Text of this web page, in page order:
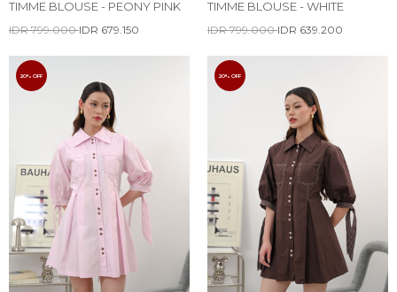
TIMME BLOUSE - PEONY PINK
IDR 799.000IDR 679.150
TIMME BLOUSE - WHITE
IDR 799.000IDR 639.200
20% OFF 20% OFF